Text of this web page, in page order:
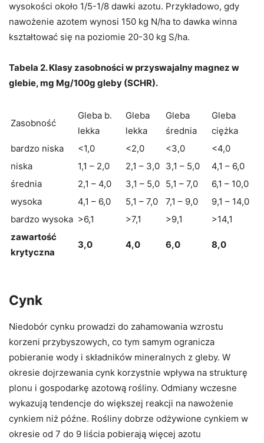
wysokości około 1/5-1/8 dawki azotu. Przykładowo, gdy
nawożenie azotem wynosi 150 kg N/ha to dawka winna
kształtować się na poziomie 20-30 kg S/ha.
Tabela 2. Klasy zasobności w przyswajalny magnez w
glebie, mg Mg/100g gleby (SCHR).
Zasobność
Gleba b.
lekka
Gleba
lekka
Gleba
średnia
Gleba
ciężka
bardzo niska
<1,0 <2,0 <3,0
<4,0
niska
1,1 – 2,0 2,1 – 3,0 3,1 – 5,0
4,1 – 6,0
średnia
2,1 – 4,0 3,1 – 5,0 5,1 – 7,0
6,1 – 10,0
wysoka
4,1 – 6,0 5,1 – 7,0 7,1 – 9,0
9,1 – 14,0
bardzo wysoka >6,1 >7,1 >9,1
>14,1
zawartość
krytyczna
3,0 4,0 6,0 8,0
Cynk
Niedobór cynku prowadzi do zahamowania wzrostu
korzeni przybyszowych, co tym samym ogranicza
pobieranie wody i składników mineralnych z gleby. W
okresie dojrzewania cynk korzystnie wpływa na strukturę
plonu i gospodarkę azotową rośliny. Odmiany wczesne
wykazują tendencje do większej reakcji na nawożenie
cynkiem niż późne. Rośliny dobrze odżywione cynkiem w
okresie od 7 do 9 liścia pobierają więcej azotu